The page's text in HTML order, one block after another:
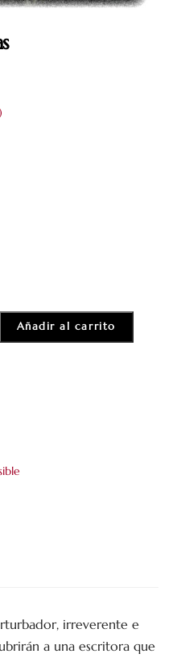
Añadir al carrito
irreverente e
a una escritora que